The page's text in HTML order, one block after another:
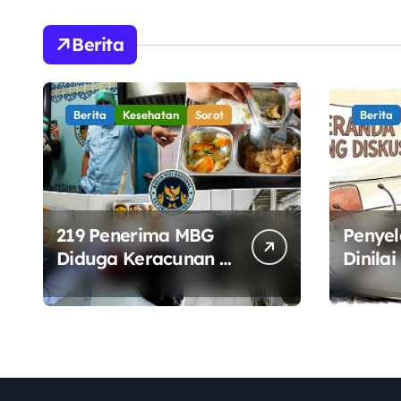
Berita
Berita Kesehatan Sorot
219 Penerima MBG
Diduga Keracunan di
Jayapura, BGN
Perketat
Berita
Dinilai